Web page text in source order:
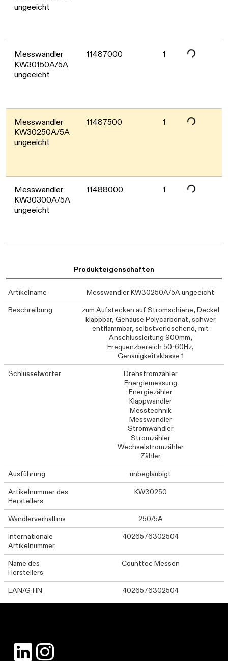
ungeeicht
Messwandler
KW30150A/5A
ungeeicht
11487000 1
Messwandler
KW30250A/5A
ungeeicht
11487500 1
Daten werden geladen. Bitte warten...
Messwandler
KW30300A/5A
ungeeicht
11488000 1
Daten werden geladen. Bitte warten...
Produkteigenschaften
Artikelname
Messwandler KW30250A/5A ungeeicht
Beschreibung
zum Aufstecken auf Stromschiene, Deckel
klappbar, Gehäuse Polycarbonat, schwer
entflammbar, selbstverlöschend, mit
Anschlussleitung 900mm,
Frequenzbereich 50-60Hz,
Genauigkeitsklasse 1
Schlüsselwörter
Drehstromzähler
Energiemessung
Energiezähler
Klappwandler
Messtechnik
Messwandler
Stromwandler
Stromzähler
Wechselstromzähler
Zähler
Ausführung
unbeglaubigt
Artikelnummer des
Herstellers
KW30250
Wandlerverhältnis
250/5A
Internationale
Artikelnummer
4026576302504
Name des
Herstellers
Counttec Messen
EAN/GTIN 4026576302504